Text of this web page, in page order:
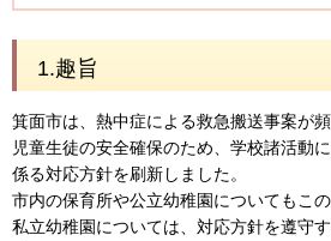
1.趣旨
箕面市は、熱中症による救急搬送事案が
児童生徒の安全確保のため、学校諸活動
係る対応方針を刷新しました。
市内の保育所や公立幼稚園についてもこ
私立幼稚園については、対応方針を遵守